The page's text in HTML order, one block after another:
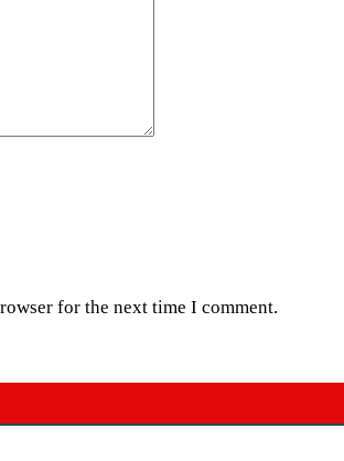
for the next time I comment.